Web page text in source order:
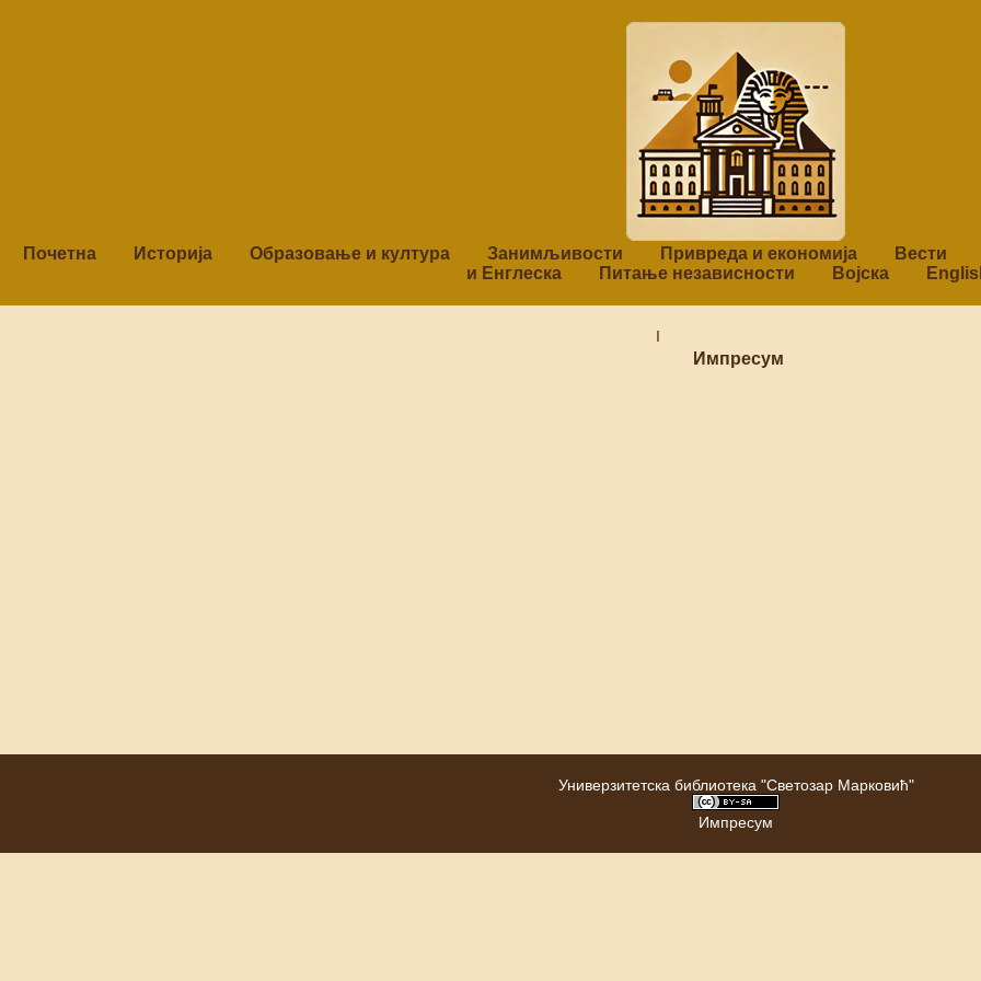
Почетна Историја Образовање и култура Занимљивости Привреда и економија Вести
и Енглеска
Питање независности Војска
I
Импресум
Универзитетска библиотека "Светозар Марковић"
Импресум